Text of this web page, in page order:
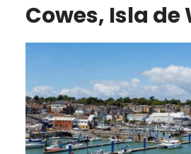
Cowes, Isla de